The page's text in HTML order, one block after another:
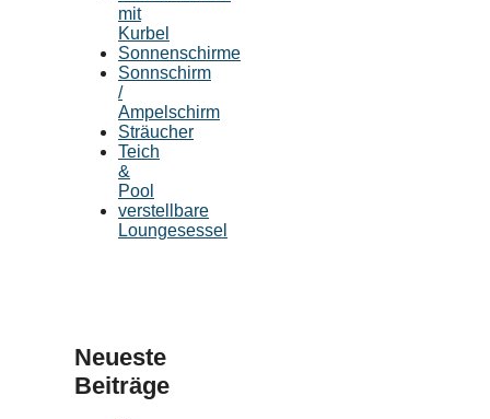
mit
Kurbel
Sonnenschirme
Sonnschirm
/
Ampelschirm
Sträucher
Teich
&
Pool
verstellbare
Loungesessel
Neueste
Beiträge